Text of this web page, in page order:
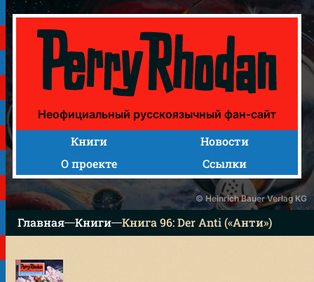
Книга 96: Der Anti («Анти»)
Неофициальный русскоязычный фан-сайт
Книги
Новости
О проекте
Ссылки
© Heinrich Bauer Verlag KG
Главная Книги Книга 96: Der Anti («Анти»)